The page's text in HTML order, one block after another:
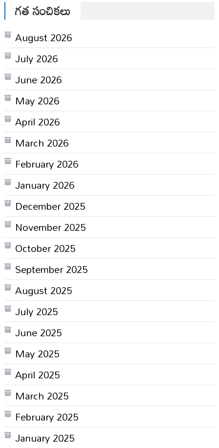
గత సంచికలు
August 2026
July 2026
June 2026
May 2026
April 2026
March 2026
February 2026
January 2026
December 2025
November 2025
October 2025
September 2025
August 2025
July 2025
June 2025
May 2025
April 2025
March 2025
February 2025
January 2025